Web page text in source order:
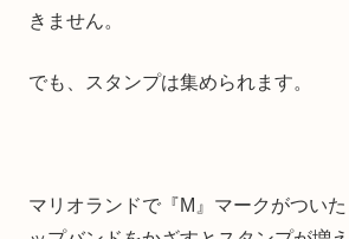
きません。
でも、スタンプは集められます。
マリオランドで『M』マークがつい